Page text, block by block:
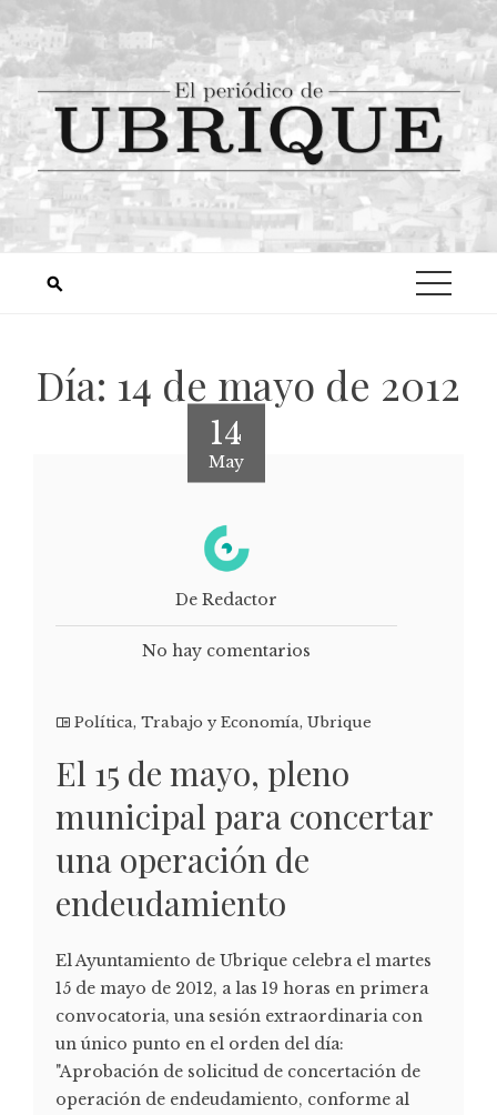
Día: 14 de mayo de 2012
14
May
De Redactor
No hay comentarios
Política, Trabajo y Economía, Ubrique
El 15 de mayo, pleno
municipal para concertar
una operación de
endeudamiento
El Ayuntamiento de Ubrique celebra el martes
15 de mayo de 2012, a las 19 horas en primera
convocatoria, una sesión extraordinaria con
un único punto en el orden del día:
"Aprobación de solicitud de concertación de
operación de endeudamiento, conforme al